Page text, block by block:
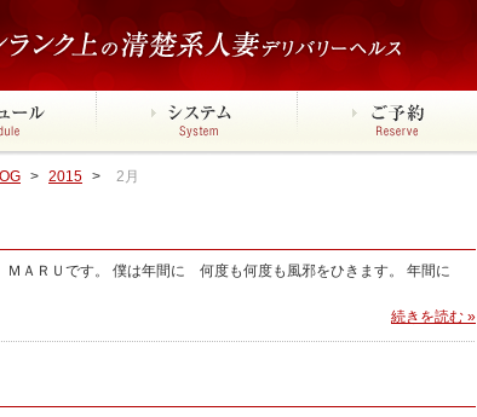
> 2015 > 2月
ＲＵです。 僕は年間に 何度も何度も風邪をひきます。 年間に
続きを読む »